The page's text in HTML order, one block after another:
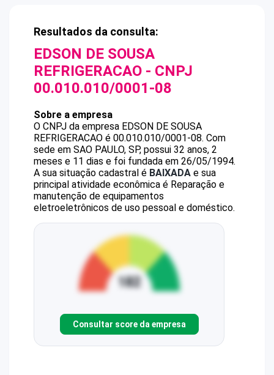
Resultados da consulta:
EDSON DE SOUSA
REFRIGERACAO - CNPJ
00.010.010/0001-08
Sobre a empresa
O CNPJ da empresa EDSON DE SOUSA
REFRIGERACAO é 00.010.010/0001-08. Com
sede em SAO PAULO, SP, possui 32 anos, 2
meses e 11 dias e foi fundada em 26/05/1994.
A sua situação cadastral é BAIXADA e sua
principal atividade econômica é Reparação e
manutenção de equipamentos
eletroeletrônicos de uso pessoal e doméstico.
Consultar score da empresa